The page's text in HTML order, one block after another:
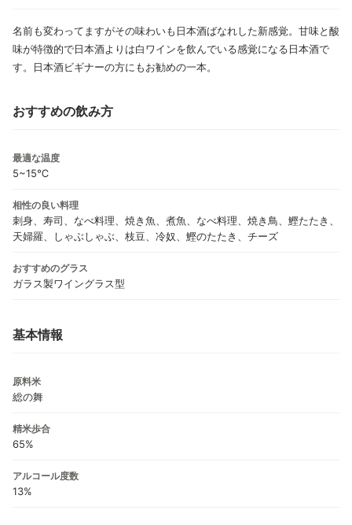
名前も変わってますがその味わいも日本酒ばなれした新感覚。甘味と酸
味が特徴的で日本酒よりは白ワインを飲んでいる感覚になる日本酒で
す。日本酒ビギナーの方にもお勧めの一本。
おすすめの飲み方
最適な温度
5~15℃
相性の良い料理
刺身、寿司、なべ料理、焼き魚、煮魚、なべ料理、焼き鳥、鰹たたき、
天婦羅、しゃぶしゃぶ、枝豆、冷奴、鰹のたたき、チーズ
おすすめのグラス
ガラス製ワイングラス型
基本情報
原料米
総の舞
精米歩合
65%
アルコール度数
13%